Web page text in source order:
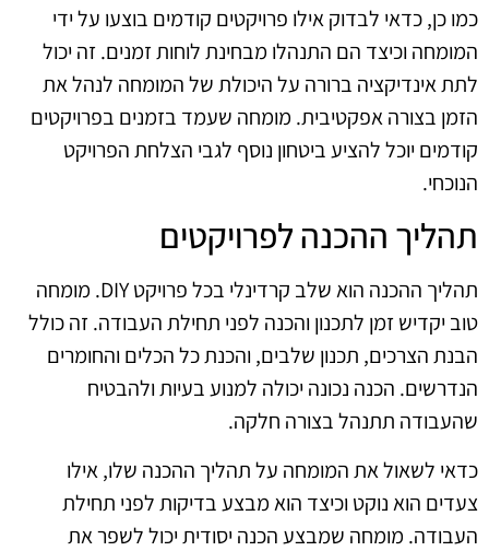
כמו כן, כדאי לבדוק אילו פרויקטים קודמים בוצעו על ידי
המומחה וכיצד הם התנהלו מבחינת לוחות זמנים. זה יכול
לתת אינדיקציה ברורה על היכולת של המומחה לנהל את
הזמן בצורה אפקטיבית. מומחה שעמד בזמנים בפרויקטים
קודמים יוכל להציע ביטחון נוסף לגבי הצלחת הפרויקט
הנוכחי.
תהליך ההכנה לפרויקטים
תהליך ההכנה הוא שלב קרדינלי בכל פרויקט DIY. מומחה
טוב יקדיש זמן לתכנון והכנה לפני תחילת העבודה. זה כולל
הבנת הצרכים, תכנון שלבים, והכנת כל הכלים והחומרים
הנדרשים. הכנה נכונה יכולה למנוע בעיות ולהבטיח
שהעבודה תתנהל בצורה חלקה.
כדאי לשאול את המומחה על תהליך ההכנה שלו, אילו
צעדים הוא נוקט וכיצד הוא מבצע בדיקות לפני תחילת
העבודה. מומחה שמבצע הכנה יסודית יכול לשפר את